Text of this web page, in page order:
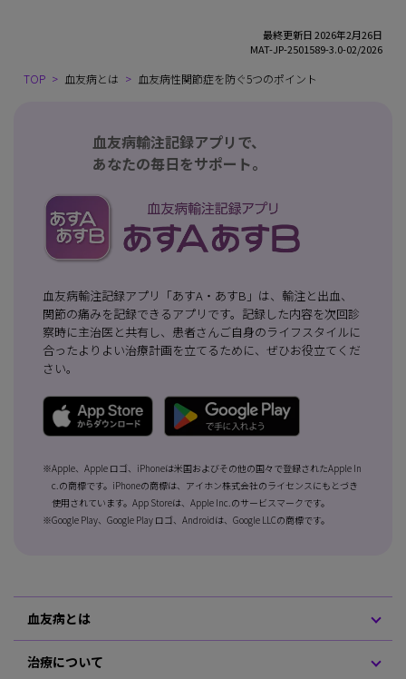
最終更新日 2026年2月26日
MAT-JP-2501589-3.0-02/2026
TOP 血友病とは 血友病性関節症を防ぐ5つのポイント
血友病輸注記録アプリで、
あなたの毎日をサポート。
血友病輸注記録アプリ「あすA・あすB」は、輸注と出血、
関節の痛みを記録できるアプリです。記録した内容を次回診
察時に主治医と共有し、患者さんご自身のライフスタイルに
合ったよりよい治療計画を立てるために、ぜひお役立てくだ
さい。
※Apple、Apple ロゴ、iPhoneは米国およびその他の国々で登録されたApple In
c.の商標です。iPhoneの商標は、アイホン株式会社のライセンスにもとづき
使用されています。App Storeは、Apple Inc.のサービスマークです。
※Google Play、Google Play ロゴ、Androidは、Google LLCの商標です。
血友病とは
治療について